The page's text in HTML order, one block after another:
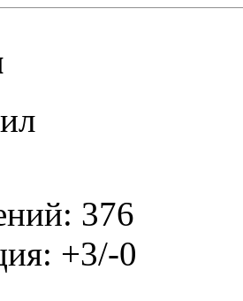
376
+3/-0